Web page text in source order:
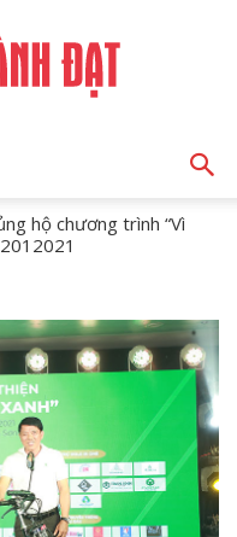
hộ chương trình “Vì